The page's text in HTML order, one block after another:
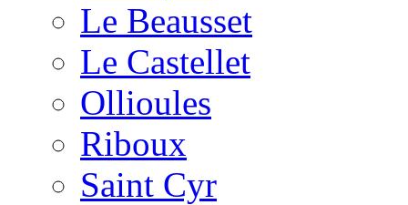
Le Beausset
Le Castellet
Ollioules
Riboux
Saint Cyr